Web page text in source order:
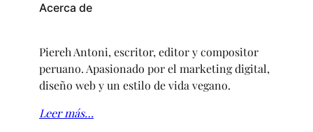
Acerca de
Piereh Antoni, escritor, editor y compositor
peruano. Apasionado por el marketing digital,
diseño web y un estilo de vida vegano.
Leer más…